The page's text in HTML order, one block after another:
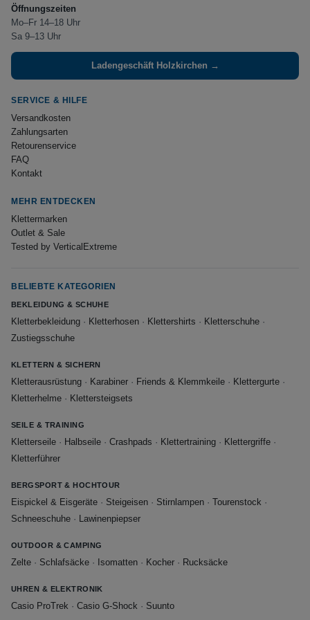
Öffnungszeiten
Mo–Fr 14–18 Uhr
Sa 9–13 Uhr
Ladengeschäft Holzkirchen →
SERVICE & HILFE
Versandkosten
Zahlungsarten
Retourenservice
FAQ
Kontakt
MEHR ENTDECKEN
Klettermarken
Outlet & Sale
Tested by VerticalExtreme
BELIEBTE KATEGORIEN
BEKLEIDUNG & SCHUHE
Kletterbekleidung · Kletterhosen · Klettershirts · Kletterschuhe ·
Zustiegsschuhe
KLETTERN & SICHERN
Kletterausrüstung · Karabiner · Friends & Klemmkeile · Klettergurte ·
Kletterhelme · Klettersteigsets
SEILE & TRAINING
Kletterseile · Halbseile · Crashpads · Klettertraining · Klettergriffe ·
Kletterführer
BERGSPORT & HOCHTOUR
Eispickel & Eisgeräte · Steigeisen · Stirnlampen · Tourenstock ·
Schneeschuhe · Lawinenpiepser
OUTDOOR & CAMPING
Zelte · Schlafsäcke · Isomatten · Kocher · Rucksäcke
UHREN & ELEKTRONIK
Casio ProTrek · Casio G-Shock · Suunto